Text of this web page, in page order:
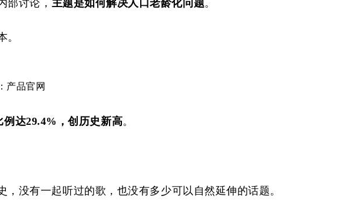
部讨论， 主题是如何解决人口老龄化问题。
。
产品官网
例达29.4%，创历史新高。
，没有一起听过的歌， 也没有多少可以自然延伸的话题。